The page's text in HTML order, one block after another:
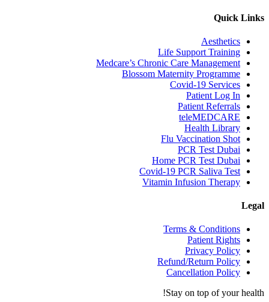
Quick Links
Aesthetics
Life Support Training
Medcare’s Chronic Care Management
Blossom Maternity Programme
Covid-19 Services
Patient Log In
Patient Referrals
teleMEDCARE
Health Library
Flu Vaccination Shot
PCR Test Dubai
Home PCR Test Dubai
Covid-19 PCR Saliva Test
Vitamin Infusion Therapy
Legal
Terms & Conditions
Patient Rights
Privacy Policy
Refund/Return Policy
Cancellation Policy
Stay on top of your health!